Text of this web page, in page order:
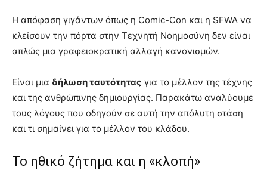
Η απόφαση γιγάντων όπως η Comic-Con και η SFWA να
κλείσουν την πόρτα στην Τεχνητή Νοημοσύνη δεν είναι
απλώς μια γραφειοκρατική αλλαγή κανονισμών.
Είναι μια δήλωση ταυτότητας για το μέλλον της τέχνης
και της ανθρώπινης δημιουργίας. Παρακάτω αναλύουμε
τους λόγους που οδηγούν σε αυτή την απόλυτη στάση
και τι σημαίνει για το μέλλον του κλάδου.
Το ηθικό ζήτημα και η «κλοπή»